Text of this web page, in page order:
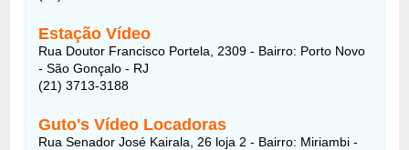
Estação Vídeo
Rua Doutor Francisco Portela, 2309 - Bairro: Porto Novo
- São Gonçalo - RJ
(21) 3713-3188
Guto's Vídeo Locadoras
Rua Senador José Kairala, 26 loja 2 - Bairro: Miriambi -